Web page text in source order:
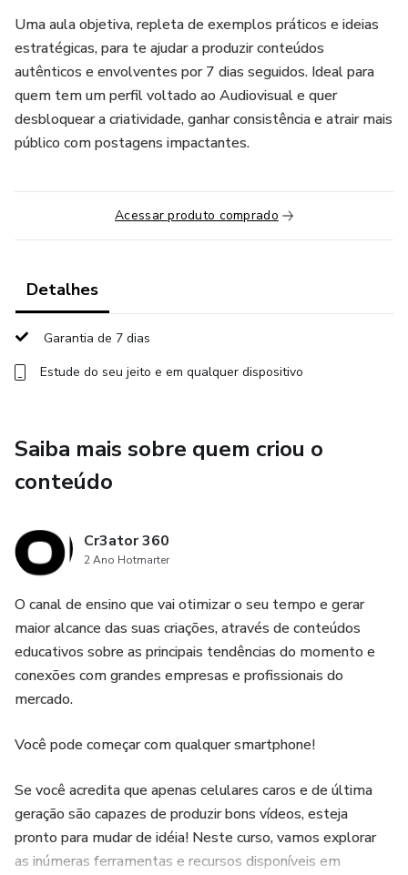
Uma aula objetiva, repleta de exemplos práticos e ideias
estratégicas, para te ajudar a produzir conteúdos
autênticos e envolventes por 7 dias seguidos. Ideal para
quem tem um perfil voltado ao Audiovisual e quer
desbloquear a criatividade, ganhar consistência e atrair mais
público com postagens impactantes.
Acessar produto comprado
Detalhes
Garantia de 7 dias
Estude do seu jeito e em qualquer dispositivo
Saiba mais sobre quem criou o
conteúdo
Cr3ator 360
2 Ano Hotmarter
O canal de ensino que vai otimizar o seu tempo e gerar
maior alcance das suas criações, através de conteúdos
educativos sobre as principais tendências do momento e
conexões com grandes empresas e profissionais do
mercado.
Você pode começar com qualquer smartphone!
Se você acredita que apenas celulares caros e de última
geração são capazes de produzir bons vídeos, esteja
pronto para mudar de idéia! Neste curso, vamos explorar
as inúmeras ferramentas e recursos disponíveis em